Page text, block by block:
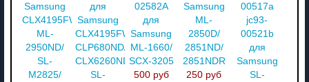
Samsung
CLX4195FW/
ML-
2950ND/
SL-
M2825/
для
Samsung
CLX4195FW/
CLP680ND/
CLX6260ND/
SL-
02582A
для
Samsung
ML-1660/
SCX-3205
500 руб
Samsung
ML-
2850D/
2851ND/
2851NDR
250 руб
00517a
jc93-
00521b
для
Samsung
SL-